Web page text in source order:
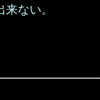
ない。